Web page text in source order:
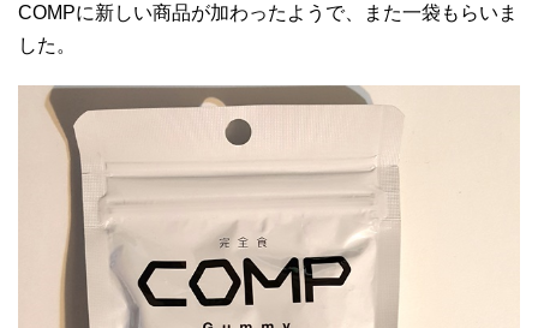
COMPに新しい商品が加わったようで、また一袋もらいま
した。